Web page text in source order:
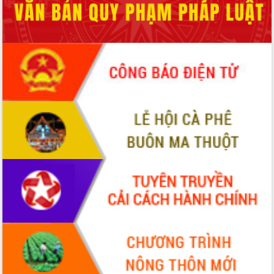
Lắk
Khơi thông điểm nghẽn, đẩy nhanh
giải ngân vốn khắc phục thiên tai
HĐND tỉnh thông qua điều chỉnh Quy
hoạch tỉnh thời kỳ 2021-2030
Hội thảo góp ý hồ sơ điều chỉnh quy
hoạch tỉnh Đắk Lắk thời kỳ 2021-2030,
tầm nhìn đến năm 2050
Nâng cao hiệu quả hoạt động của các
doanh nghiệp nhà nước
Hội nghị triển khai kết nối mạng
truyền số liệu chuyên dùng phục vụ cơ
quan Đảng, Nhà nước
Lễ phát động chuỗi hoạt động chung
tay làm sạch môi trường
Xã Ea Kar bước chuyển mình trong
công tác cải cách hành chính mô hình
mới
UBND tỉnh họp báo định kỳ tháng 4
năm 2026